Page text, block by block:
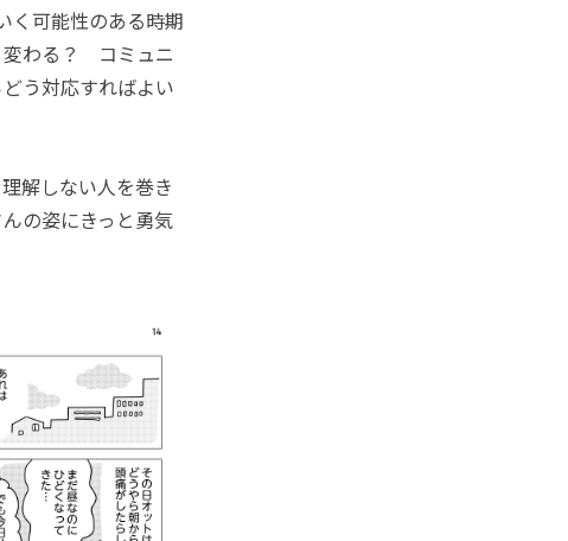
く可能性のある時期
わる？ コミュニ
う対応すればよい
解しない人を巻き
の姿にきっと勇気